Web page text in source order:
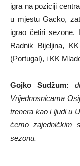
igra na poziciji
u mjestu Gacko,
igrao četiri
Radnik Bijeljina,
(Portugal), i KK
Gojko Sudžum:
Vrijednosnicama
trenera kao i ljudi u
ćemo zajedničkim
sezonu.